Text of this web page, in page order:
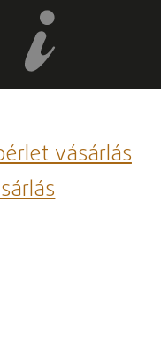
vásárlás